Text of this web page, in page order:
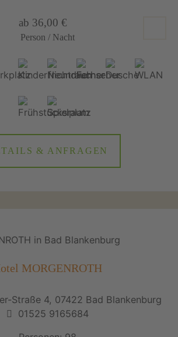
ab 36,00 €
Person / Nacht
& ANFRAGEN
MORGENROTH
Straße 4, 07422 Bad Blankenburg
01525 9165684